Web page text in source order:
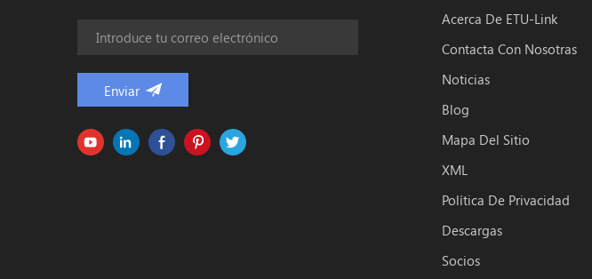
Acerca De ETU-Link
Contacta Con Nosotras
Noticias
Blog
Mapa Del Sitio
XML
Política De Privacidad
Descargas
Socios